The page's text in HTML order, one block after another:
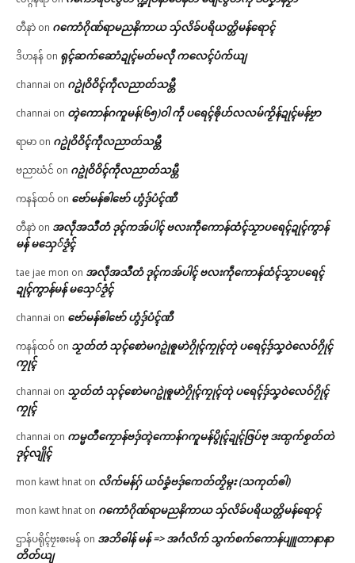
တီနာဲ on ဂကောံဂိုဏ်ရာမညနိကာယ သှ်လိခ်ပရိယတ္တိမန်ရောၚ်
ဒိဟနန် on ရုၚ်ဆက်ဆောံဍုၚ်မတ်မလီု ကလေၚ်ပံက်ယျ
channai on ဂဥုဲဝိဝိၚ်ကဵုလညာတ်သမ္တီ
channai on တ္ၚဲကောန်ဂကူမန်(၆၅)ဝါ ကဵု ပရေၚ်ၜိုဟ်လလမ်ကၟိန်ဍုၚ်မန်ဗၟာ
ရာမာ on ဂဥုဲဝိဝိၚ်ကဵုလညာတ်သမ္တီ
ဗညာဃံင် on ဂဥုဲဝိဝိၚ်ကဵုလညာတ်သမ္တီ
ကနန်ထဝ် on ဗော်မန်ၜါဗော် ဟွံဒှ်ပံၚ်ဏီ
တီနာဲ on အလဵုအသဳတံ ဒုၚ်ကအ်ပါၚ် ဗလးကဵုကောန်ထံၚ်သၟာပရေၚ်ဍုၚ်ကွာန်
မန် မသှေ်ဒၟံၚ်
tae jae mon on အလဵုအသဳတံ ဒုၚ်ကအ်ပါၚ် ဗလးကဵုကောန်ထံၚ်သၟာပရေၚ်
ဍုၚ်ကွာန်မန် မသှေ်ဒၟံၚ်
channai on ဗော်မန်ၜါဗော် ဟွံဒှ်ပံၚ်ဏီ
ကနန်ထဝ် on သၟတ်တံ သုၚ်စောဲမဂဥုဲၜူမာဲဂၠိုၚ်ကၠုၚ်တုဲ ပရေၚ်ဒှ်သၞဝဲလေဝ်ဂၠိုၚ်
ကၠုၚ်
channai on သၟတ်တံ သုၚ်စောဲမဂဥုဲၜူမာဲဂၠိုၚ်ကၠုၚ်တုဲ ပရေၚ်ဒှ်သၞဝဲလေဝ်ဂၠိုၚ်
ကၠုၚ်
channai on ကမ္မတဳကၠောန်ဗဒှ်တ္ၚဲကောန်ဂကူမန်ပွိုၚ်ဍုၚ်ဇြပ်ဗု ဒးထ္ပက်စၟတ်တဲ
ဒုၚ်လျိုၚ်
mon kawt hnat on လိက်မန်ဂှ် ယဝ်ခၞံဗဒှ်ကေတ်တၟိမ္ဂး (သကုတ်ၜါ)
mon kawt hnat on ဂကောံဂိုဏ်ရာမညနိကာယ သှ်လိခ်ပရိယတ္တိမန်ရောၚ်
ဌာန်ပရိုၚ်ဗၠးၜးမန် on အဘိဓါန် မန် => အၚ်္ဂလိက် သွက်စက်ကောန်ပျူတာနာနာ
တိတ်ယျ